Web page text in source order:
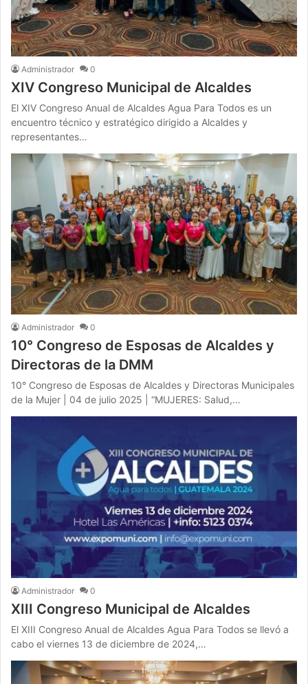
Administrador 0
XIV Congreso Municipal de Alcaldes
El XIV Congreso Anual de Alcaldes Agua Para Todos es un
encuentro técnico y estratégico dirigido a Alcaldes y
representantes…
Administrador 0
10° Congreso de Esposas de Alcaldes y
Directoras de la DMM
10° Congreso de Esposas de Alcaldes y Directoras Municipales
de la Mujer | 04 de julio 2025 | “MUJERES: Salud,…
Administrador 0
XIII Congreso Municipal de Alcaldes
El XIII Congreso Anual de Alcaldes Agua Para Todos se llevó a
cabo el viernes 13 de diciembre de 2024,…